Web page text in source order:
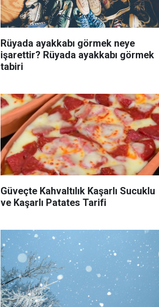
Rüyada ayakkabı görmek neye
işarettir? Rüyada ayakkabı görmek
tabiri
Güveçte Kahvaltılık Kaşarlı Sucuklu
ve Kaşarlı Patates Tarifi